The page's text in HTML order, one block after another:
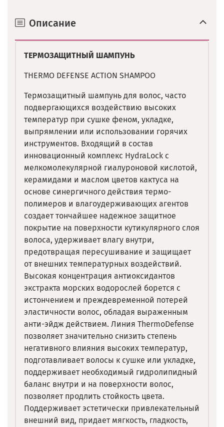
Описание
ТЕРМОЗАЩИТНЫЙ ШАМПУНЬ
THERMO DEFENSE ACTION SHAMPOO
Термозащитный шампунь для волос, часто
подвергающихся воздействию высоких
температур при сушке феном, укладке,
выпрямлении или использовании горячих
инструментов. Входящий в состав
инновационный комплекс HydraLock с
мелкомолекулярной гиалуроновой кислотой,
керамидами и маслом цветов кактуса на
основе синергичного действия термо-
полимеров и влагоудерживающих агентов
создает тончайшее надежное защитное
покрытие на поверхности кутикулярного слоя
волоса, удерживает влагу внутри,
предотвращая пересушивание и защищает
от внешних температурных воздействий.
Высокая концентрация антиоксидантов
экстракта морских водорослей борется с
истончением и преждевременной потерей
эластичности волос, обладая выраженным
анти-эйдж действием. Линия ThermoDefense
позволяет значительно снизить степень
негативного влияния высоких температур,
подготавливает волосы к сушке или укладке,
поддерживает необходимый гидролипидный
баланс внутри и на поверхности волос,
позволяет продлить стойкость цвета.
Поддерживает эстетически привлекательный
внешний вид, придает мягкость, гладкость,